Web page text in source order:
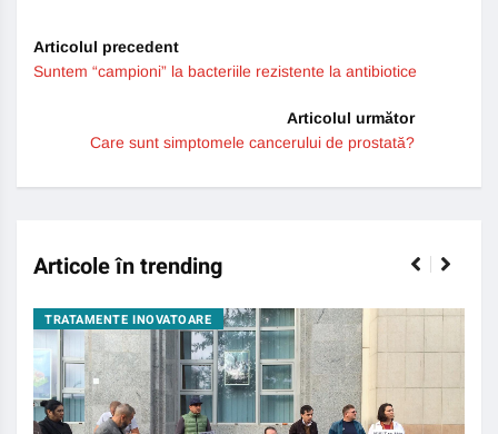
Articolul precedent
Suntem “campioni” la bacteriile rezistente la antibiotice
Articolul următor
Care sunt simptomele cancerului de prostată?
Articole în trending
TRATAMENTE INOVATOARE